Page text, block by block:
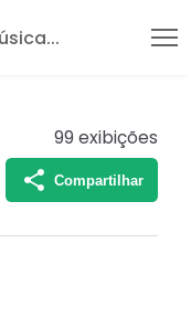
99 exibições
Compartilhar